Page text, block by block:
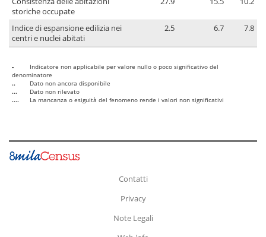
storiche occupate
Indice di espansione edilizia nei
centri e nuclei abitati
2.5 6.7 7.8
-
Indicatore non applicabile per valore nullo o poco significativo del
denominatore
..
Dato non ancora disponibile
...
Dato non rilevato
....
La mancanza o esiguità del fenomeno rende i valori non significativi
Contatti
Privacy
Note Legali